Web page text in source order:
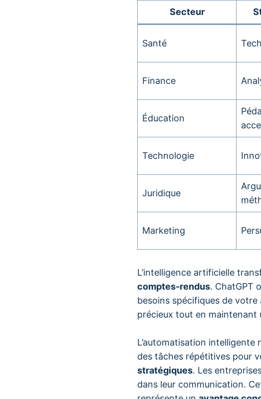
Secteur
Santé
Finance
Éducation
Technologie
Juridique
Marketing
L’intelligence artificielle
comptes-rendus. ChatGPT
besoins spécifiques de
précieux tout en maintenant
L’automatisation intelligente
des tâches répétitives pour
stratégiques. Les
dans leur communication.